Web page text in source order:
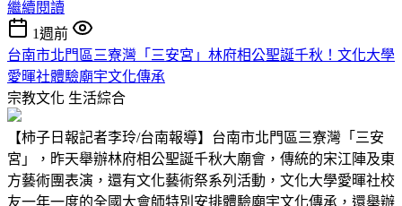
繼續閱讀
1週前
台南市北門區三寮灣「三安宮」林府相公聖誕千秋！文化大學
愛暉社體驗廟宇文化傳承
宗教文化 生活綜合
【柿子日報記者李玲/台南報導】台南市北門區三寮灣「三安
宮」，昨天舉辦林府相公聖誕千秋大廟會，傳統的宋江陣及東
方藝術團表演，還有文化藝術祭系列活動，文化大學愛暉社校
友一年一度的全國大會師特別安排體驗廟宇文化傳承，還舉辦